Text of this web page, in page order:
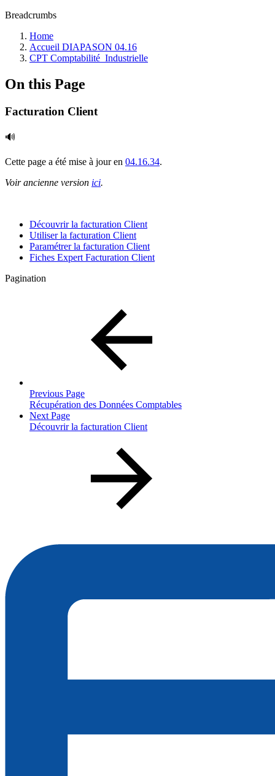
Breadcrumbs
Home
Accueil DIAPASON 04.16
CPT Comptabilité_Industrielle
On this Page
Facturation Client
🔊
Cette page a été mise à jour en 04.16.34.
Voir ancienne version ici.
Découvrir la facturation Client
Utiliser la facturation Client
Paramétrer la facturation Client
Fiches Expert Facturation Client
Pagination
Previous Page
Récupération des Données Comptables
Next Page
Découvrir la facturation Client